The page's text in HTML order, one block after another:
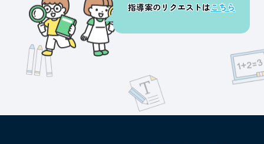
指導案のリクエストはこちら